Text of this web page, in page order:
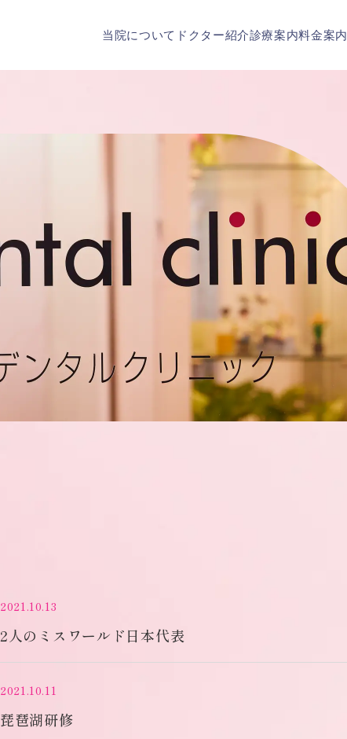
当院について ドクター紹介診療案内料金案内
2021.10.13
2人のミスワールド日本代表
2021.10.11
琵琶湖研修